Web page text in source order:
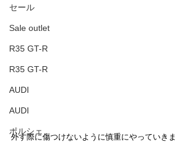
セール
Sale outlet
R35 GT-R
R35 GT-R
AUDI
AUDI
ポルシェ
外す際に傷つけないように慎重にやっていきま